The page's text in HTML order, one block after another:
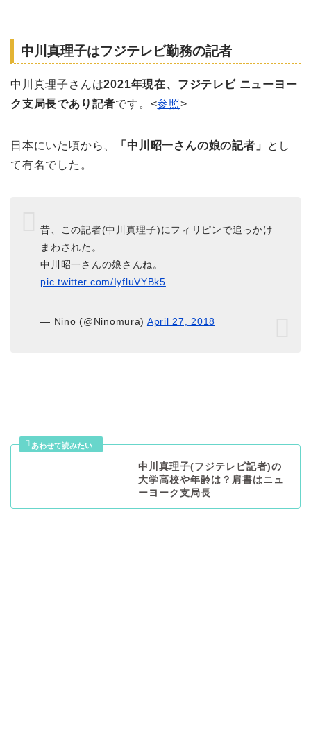
中川真理子はフジテレビ勤務の記者
中川真理子さんは2021年現在、フジテレビ ニューヨー
ク支局長であり記者です。<参照>
日本にいた頃から、 「中川昭一さんの娘の記者」
とし
て有名でした。
昔、この記者(中川真理子)にフィリピンで追っかけ
まわされた。
中川昭一さんの娘さんね。
pic.twitter.com/IyfluVYBk5
— Nino (@Ninomura) April 27, 2018
中川真理子(フジテレビ記者)の
大学高校や年齢は？肩書はニュ
ーヨーク支局長